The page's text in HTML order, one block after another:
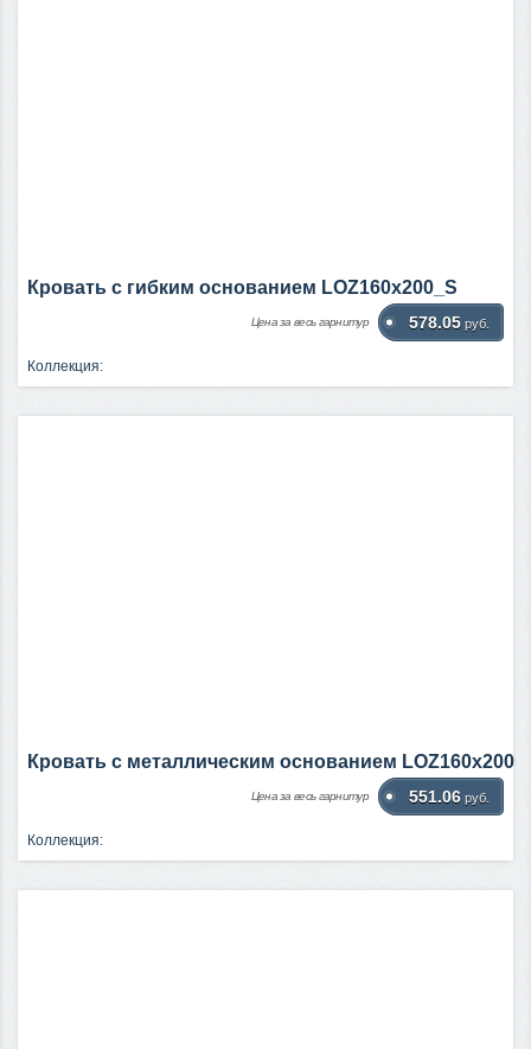
Кровать c гибким основанием LOZ160х200_S
Цена за весь гарнитур 578.05 руб.
Коллекция:
Кровать c металлическим основанием LOZ160х200
Цена за весь гарнитур 551.06 руб.
Коллекция: